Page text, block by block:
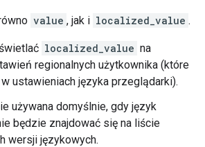
value , jak i localized_value .
localized_value na
regionalnych użytkownika (które
ustawieniach języka przeglądarki).
używana domyślnie, gdy język
będzie znajdować się na liście
wersji językowych.